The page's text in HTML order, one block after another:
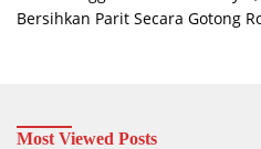
Bersihkan Parit Secara Gotong
Most Viewed Posts